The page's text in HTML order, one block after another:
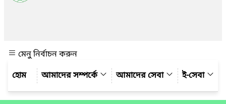
মেনু নির্বাচন করুন
আমাদের সম্পর্কে
আমাদের সেবা ই-সেবা